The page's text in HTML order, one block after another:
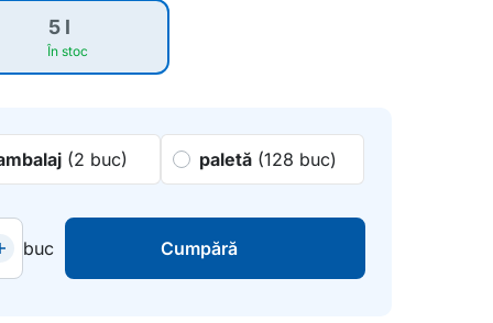
5 l
În stoc
(2 buc) paletă (128 buc)
buc Cumpără